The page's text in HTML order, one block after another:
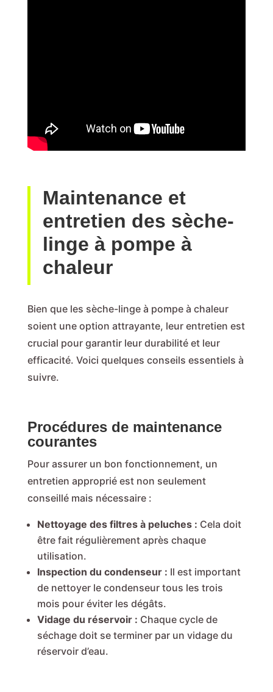
Maintenance et
entretien des sèche-
linge à pompe à
chaleur
Bien que les sèche-linge à pompe à chaleur
soient une option attrayante, leur entretien est
crucial pour garantir leur durabilité et leur
efficacité. Voici quelques conseils essentiels à
suivre.
Procédures de maintenance
courantes
Pour assurer un bon fonctionnement, un
entretien approprié est non seulement
conseillé mais nécessaire :
Nettoyage des filtres à peluches : Cela doit
être fait régulièrement après chaque
utilisation.
Inspection du condenseur : Il est important
de nettoyer le condenseur tous les trois
mois pour éviter les dégâts.
Vidage du réservoir : Chaque cycle de
séchage doit se terminer par un vidage du
réservoir d’eau.